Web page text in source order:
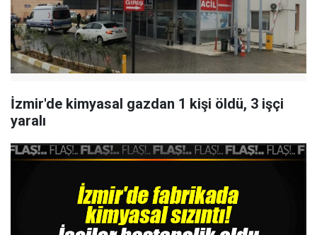
İzmir'de kimyasal gazdan 1 kişi öldü, 3 işçi
yaralı